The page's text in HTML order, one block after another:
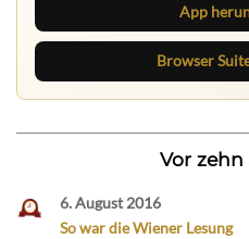
App
Browser
Vor zehn
6. August 2016
So war die Wiener Lesung